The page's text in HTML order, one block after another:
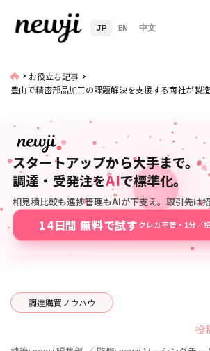
JP EN 中文
お役立ち記事
豊山で精密部品加工の課題解決を支援する商社が製
スタートアップから大手まで。
調達・受発注をAIで標準化。
相見積比較も進捗管理もAIが下支え。取引先は
14日間 無料で試す クレカ不要・1分／
調達購買ノウハウ
投